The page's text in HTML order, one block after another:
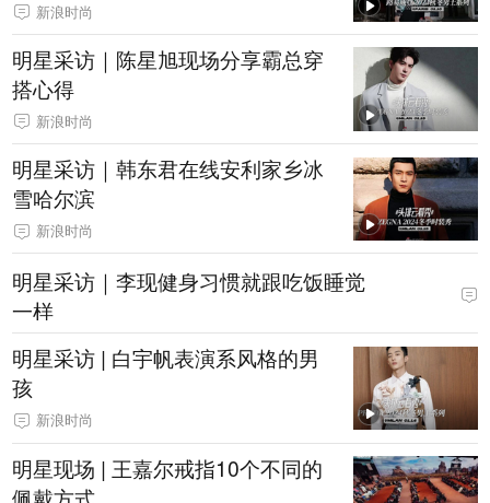
新浪时尚
明星采访｜陈星旭现场分享霸总穿
搭心得
新浪时尚
明星采访｜韩东君在线安利家乡冰
雪哈尔滨
新浪时尚
明星采访｜李现健身习惯就跟吃饭睡觉
一样
明星采访 | 白宇帆表演系风格的男
孩
新浪时尚
明星现场 | 王嘉尔戒指10个不同的